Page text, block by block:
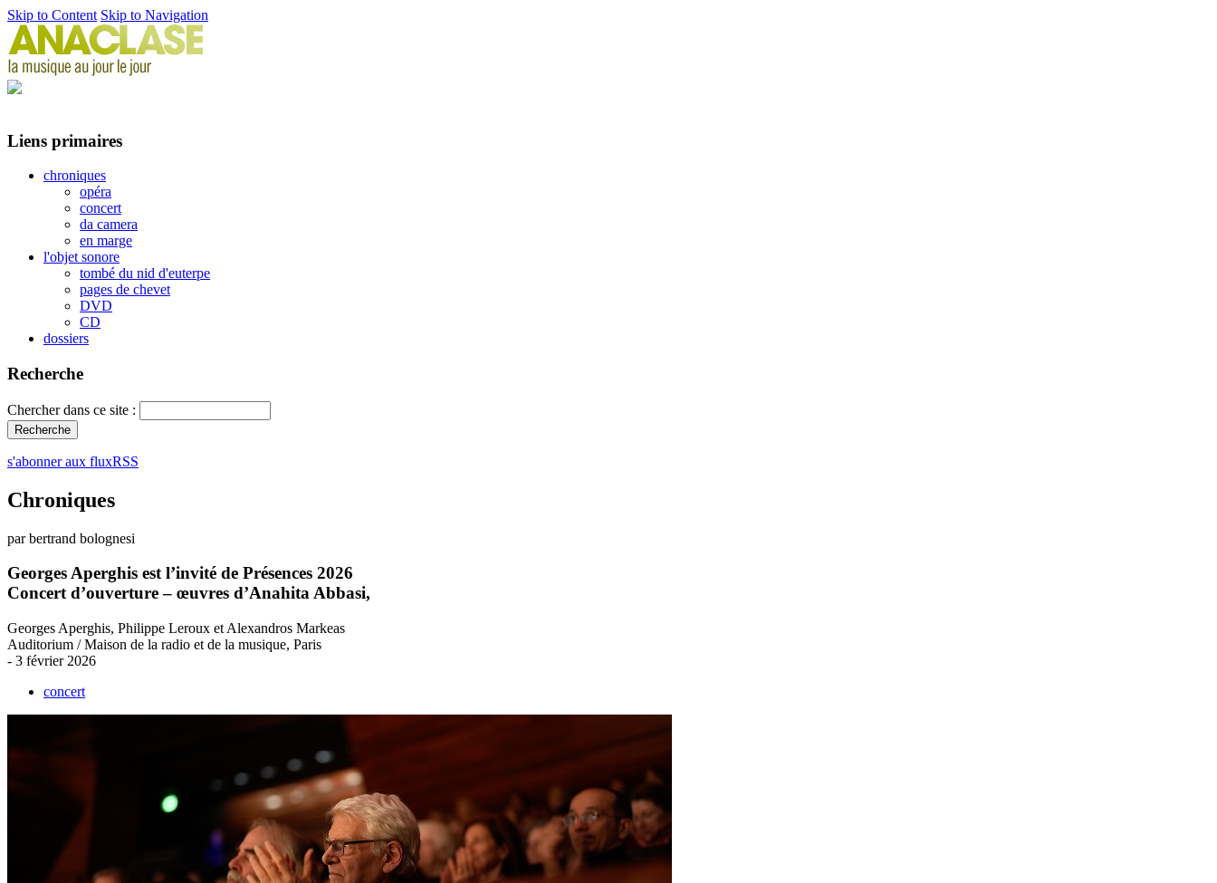
Skip to Content Skip to Navigation
Liens primaires
chroniques
opéra
concert
da camera
en marge
l'objet sonore
tombé du nid d'euterpe
pages de chevet
DVD
CD
dossiers
Recherche
Chercher dans ce site :
s'abonner aux fluxRSS
Chroniques
par bertrand bolognesi
Georges Aperghis est l’invité de Présences 2026
Concert d’ouverture – œuvres d’Anahita Abbasi,
Georges Aperghis, Philippe Leroux et Alexandros Markeas
Auditorium / Maison de la radio et de la musique, Paris
- 3 février 2026
concert